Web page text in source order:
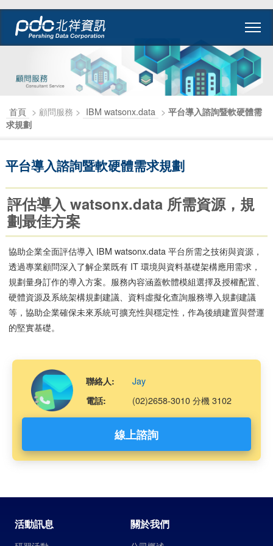
首頁 > 顧問服務 > IBM watsonx.data >平台導入諮詢暨軟硬體需
求規劃
平台導入諮詢暨軟硬體需求規劃
評估導入 watsonx.data 所需資源，規
劃最佳方案
協助企業全面評估導入 IBM watsonx.data 平台所需之技術與資源，
透過專業顧問深入了解企業既有 IT 環境與資料基礎架構應用需求，
規劃量身訂作的導入方案。服務內容涵蓋軟體模組選擇及授權配置、
硬體資源及系統架構規劃建議、資料虛擬化查詢服務導入規劃建議
等，協助企業確保未來系統可擴充性與穩定性，作為後續建置與營運
的堅實基礎。
聯絡人: Jay
電話: (02)2658-3010 分機 3102
線上諮詢
活動訊息 關於我們